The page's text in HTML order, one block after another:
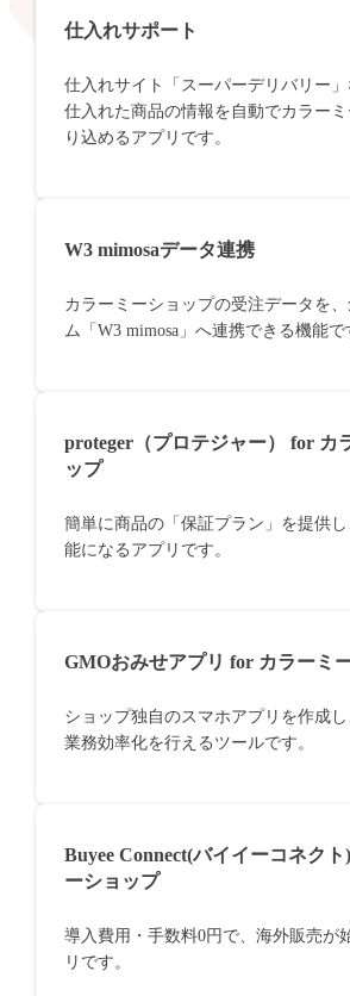
仕入れサポート
仕入れサイト「スーパーデリバリー」
仕入れた商品の情報を自動でカラー
り込めるアプリです。
W3 mimosaデータ連携
カラーミーショップの受注データを
ム「W3 mimosa」へ連携できる機能で
proteger（プロテジャー） for カ
ップ
簡単に商品の「保証プラン」を提供
能になるアプリです。
GMOおみせアプリ for カラーミ
ショップ独自のスマホアプリを作成
業務効率化を行えるツールです。
Buyee Connect(バイイーコネクト
ーショップ
導入費用・手数料0円で、海外販売が
リです。